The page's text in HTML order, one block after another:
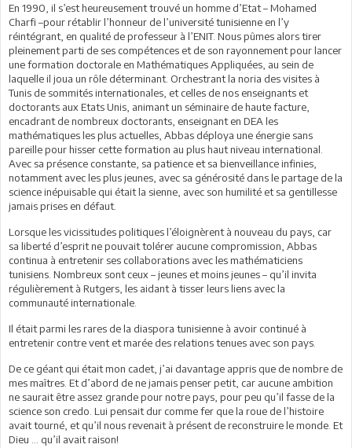
En 1990, il s’est heureusement trouvé un homme d’Etat – Mohamed
Charfi –pour rétablir l’honneur de l’université tunisienne en l’y
réintégrant, en qualité de professeur à l’ENIT. Nous pûmes alors tirer
pleinement parti de ses compétences et de son rayonnement pour lancer
une formation doctorale en Mathématiques Appliquées, au sein de
laquelle il joua un rôle déterminant. Orchestrant la noria des visites à
Tunis de sommités internationales, et celles de nos enseignants et
doctorants aux Etats Unis, animant un séminaire de haute facture,
encadrant de nombreux doctorants, enseignant en DEA les
mathématiques les plus actuelles, Abbas déploya une énergie sans
pareille pour hisser cette formation au plus haut niveau international.
Avec sa présence constante, sa patience et sa bienveillance infinies,
notamment avec les plus jeunes, avec sa générosité dans le partage de la
science inépuisable qui était la sienne, avec son humilité et sa gentillesse
jamais prises en défaut.
Lorsque les vicissitudes politiques l’éloignèrent à nouveau du pays, car
sa liberté d’esprit ne pouvait tolérer aucune compromission, Abbas
continua à entretenir ses collaborations avec les mathématiciens
tunisiens. Nombreux sont ceux – jeunes et moins jeunes – qu’il invita
régulièrement à Rutgers, les aidant à tisser leurs liens avec la
communauté internationale.
Il était parmi les rares de la diaspora tunisienne à avoir continué à
entretenir contre vent et marée des relations tenues avec son pays.
De ce géant qui était mon cadet, j’ai davantage appris que de nombre de
mes maîtres. Et d’abord de ne jamais penser petit, car aucune ambition
ne saurait être assez grande pour notre pays, pour peu qu’il fasse de la
science son credo. Lui pensait dur comme fer que la roue de l’histoire
avait tourné, et qu’il nous revenait à présent de reconstruire le monde. Et
Dieu … qu’il avait raison!